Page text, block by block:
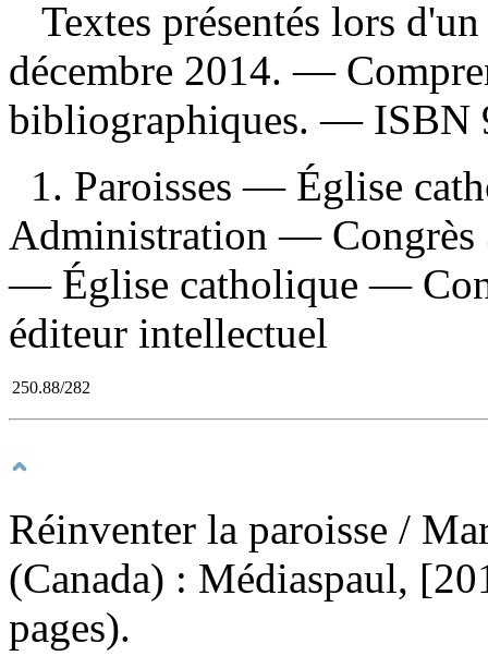
Textes présentés lors
décembre 2014. —
bibliographiques. — ISBN
1. Paroisses — Église
Administration — Congrès
— Église catholique —
éditeur intellectuel
250.88/282
Réinventer la paroisse /
(Canada) : Médiaspaul,
pages).